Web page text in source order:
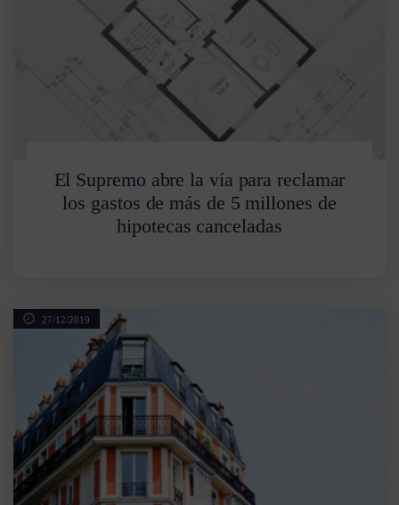
El Supremo abre la vía para reclamar
los gastos de más de 5 millones de
hipotecas canceladas
27/12/2019